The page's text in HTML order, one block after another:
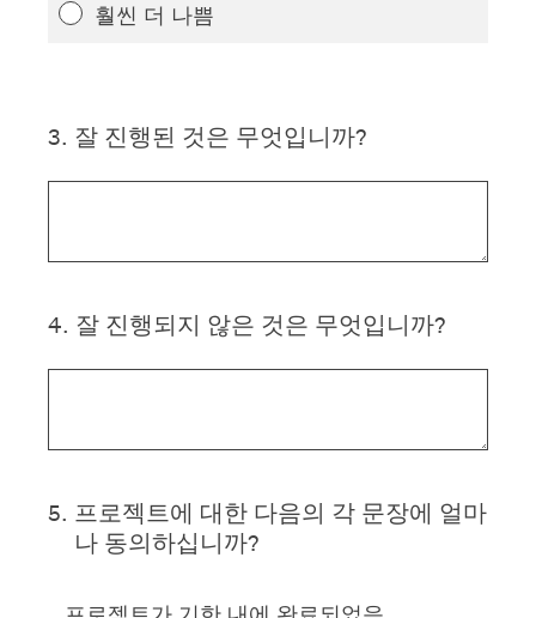
훨씬 더 나쁨
3. 잘 진행된 것은 무엇입니까?
4. 잘 진행되지 않은 것은 무엇입니까?
5. 프로젝트에 대한 다음의 각 문장에 얼마
나 동의하십니까?